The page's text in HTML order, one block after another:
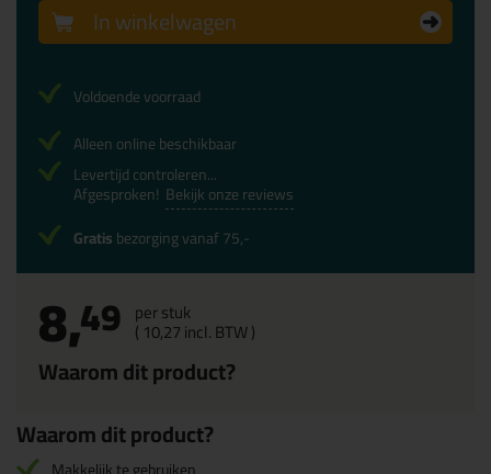
8,49 per stuk
( 10,27incl. BTW )
Waarom dit product?
In winkelwagen
Voldoende voorraad
Alleen online beschikbaar
Levertijd controleren...
Afgesproken! Bekijk onze reviews
Gratisbezorging vanaf 75,-
Waarom dit product?